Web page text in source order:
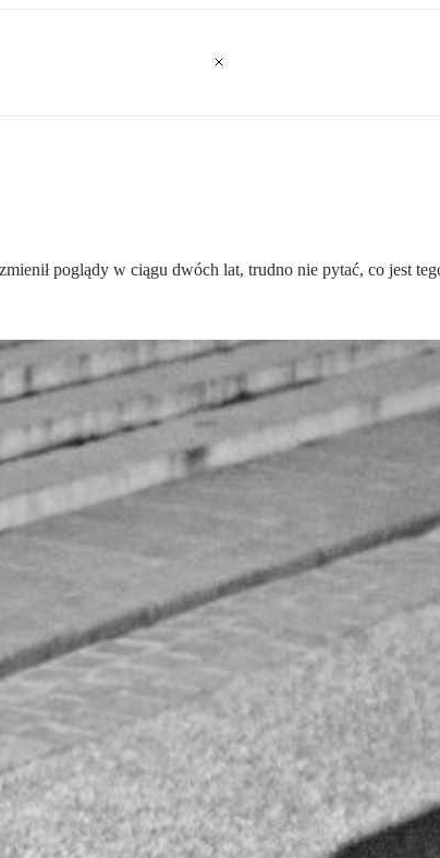
poglądy w ciągu dwóch lat, trudno nie pytać, co jest